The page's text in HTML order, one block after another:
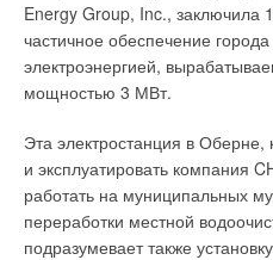
Energy Group, Inc., заключила
частичное обеспечение
электроэнергией,
мощностью 3 МВт.
Эта электростанция в Оберне,
и эксплуатировать компания
работать на муниципальных
переработки местной
подразумевает также